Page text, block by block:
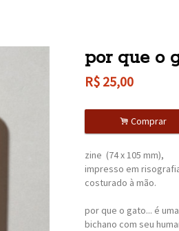
por que o
R$ 25,00
. Comprar
zine (74 x 105 mm),
impresso em
costurado à mão.
por que o gato... é
bichano com seu